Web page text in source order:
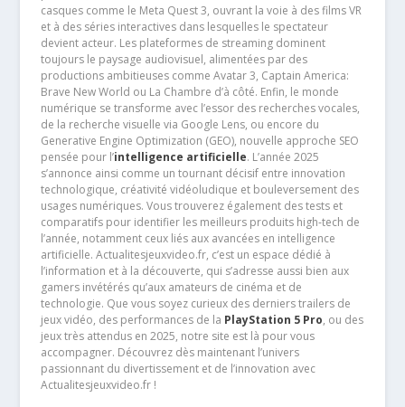
casques comme le Meta Quest 3, ouvrant la voie à des films VR
et à des séries interactives dans lesquelles le spectateur
devient acteur. Les plateformes de streaming dominent
toujours le paysage audiovisuel, alimentées par des
productions ambitieuses comme Avatar 3, Captain America:
Brave New World ou La Chambre d’à côté. Enfin, le monde
numérique se transforme avec l’essor des recherches vocales,
de la recherche visuelle via Google Lens, ou encore du
Generative Engine Optimization (GEO), nouvelle approche SEO
pensée pour l’intelligence artificielle. L’année 2025
s’annonce ainsi comme un tournant décisif entre innovation
technologique, créativité vidéoludique et bouleversement des
usages numériques. Vous trouverez également des tests et
comparatifs pour identifier les meilleurs produits high-tech de
l’année, notamment ceux liés aux avancées en intelligence
artificielle. Actualitesjeuxvideo.fr, c’est un espace dédié à
l’information et à la découverte, qui s’adresse aussi bien aux
gamers invétérés qu’aux amateurs de cinéma et de
technologie. Que vous soyez curieux des derniers trailers de
jeux vidéo, des performances de la PlayStation 5 Pro, ou des
jeux très attendus en 2025, notre site est là pour vous
accompagner. Découvrez dès maintenant l’univers
passionnant du divertissement et de l’innovation avec
Actualitesjeuxvideo.fr !